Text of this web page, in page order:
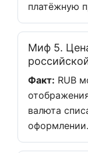
платёжную
Миф 5.
Факт: RUB
валюта
оформлении.